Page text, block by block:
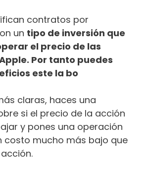
contratos por
un tipo de inversión que
el precio de las
Por tanto puedes
este la bo
claras, haces una
si el precio de la acción
y pones una operación
costo mucho más bajo que